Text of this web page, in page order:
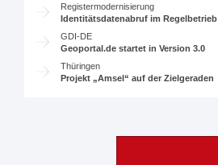
Registermodernisierung
Identitätsdatenabruf im Regelbetrieb
GDI-DE
Geoportal.de startet in Version 3.0
Thüringen
Projekt „Amsel“ auf der Zielgeraden